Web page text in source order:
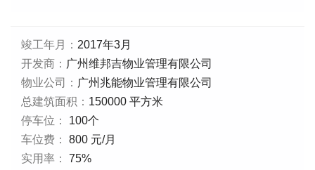
竣工年月： 2017年3月
开发商： 广州维邦吉物业管理有限公司
物业公司： 广州兆能物业管理有限公司
总建筑面积： 150000 平方米
停车位：
100个
车位费：
800 元/月
实用率：
75%